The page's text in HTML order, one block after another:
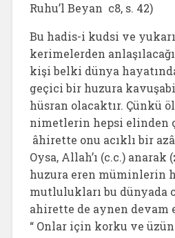
Ruhu’l Beyan c8, s. 42)
Bu hadis-i kudsi ve
kerimelerden
kişi belki dünya
geçici bir huzura
hüsran olacaktır. Çünkü
nimetlerin hepsi elinden
âhirette onu acıklı bir
Oysa, Allah’ı (c.c.)
huzura eren müminlerin
mutlulukları bu dünyada
ahirette de aynen devam
“ Onlar için korku ve